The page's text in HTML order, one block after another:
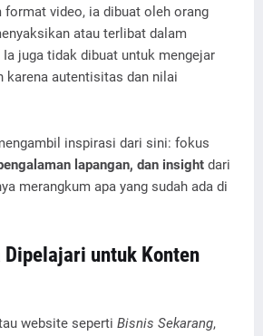
video, ia dibuat oleh orang
atau terlibat dalam
juga tidak dibuat untuk mengejar
karena autentisitas dan nilai
inspirasi dari sini: fokus
lapangan, dan insight dari
merangkum apa yang sudah ada di
Dipelajari untuk Konten
website seperti Bisnis Sekarang,